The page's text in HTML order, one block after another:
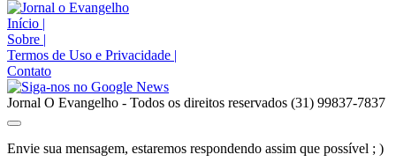
Início |
Sobre |
Termos de Uso e Privacidade |
Contato
Jornal O Evangelho - Todos os direitos reservados (31) 99837-7837
Envie sua mensagem, estaremos respondendo assim que possível ; )